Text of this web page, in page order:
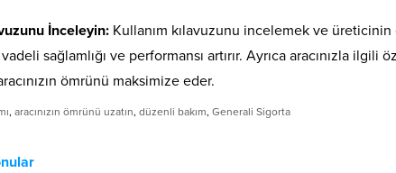
İnceleyin: Kullanım kılavuzunu incelemek ve üreticinin
sağlamlığı ve performansı artırır. Ayrıca aracınızla
ömrünü maksimize eder.
, aracınızın ömrünü uzatın, düzenli bakım, Generali Sigorta